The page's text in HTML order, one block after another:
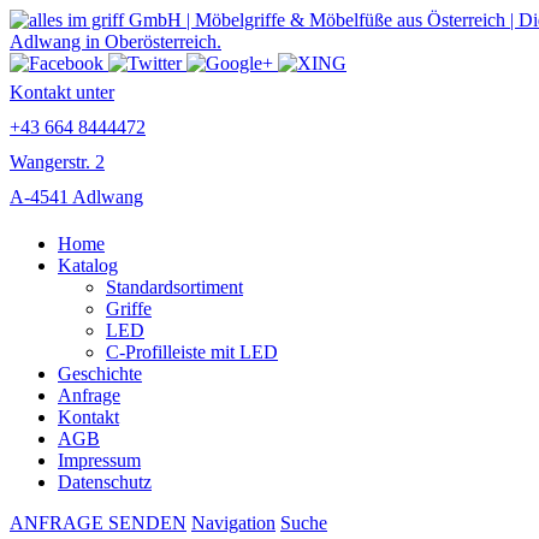
Kontakt unter
+43 664 8444472
Wangerstr. 2
A-4541 Adlwang
Home
Katalog
Standardsortiment
Griffe
LED
C-Profilleiste mit LED
Geschichte
Anfrage
Kontakt
AGB
Impressum
Datenschutz
ANFRAGE SENDEN Navigation Suche